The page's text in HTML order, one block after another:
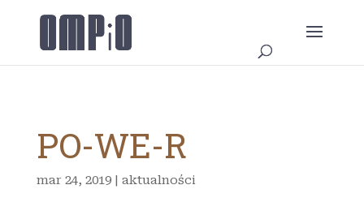
PO-WE-R
mar 24, 2019| aktualności